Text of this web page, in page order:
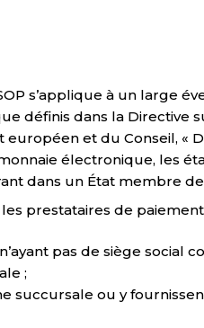
s’applique à un large
définis dans la Directive
et du Conseil, «
électronique, les
dans un État membre de
prestataires de paiement
pas de siège social
;
succursale ou y